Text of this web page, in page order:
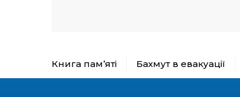
Книга пам’яті Бахмут в евакуації